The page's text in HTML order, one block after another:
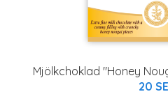
Mjölkchoklad "Honey
20